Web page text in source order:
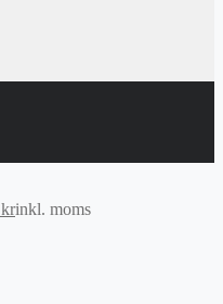
krDet
inkl. moms